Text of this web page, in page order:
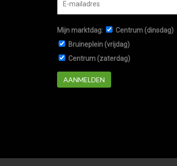
Mijn marktdag:
Centrum (dinsdag)
Bruineplein (vrijdag)
Centrum (zaterdag)
AANMELDEN